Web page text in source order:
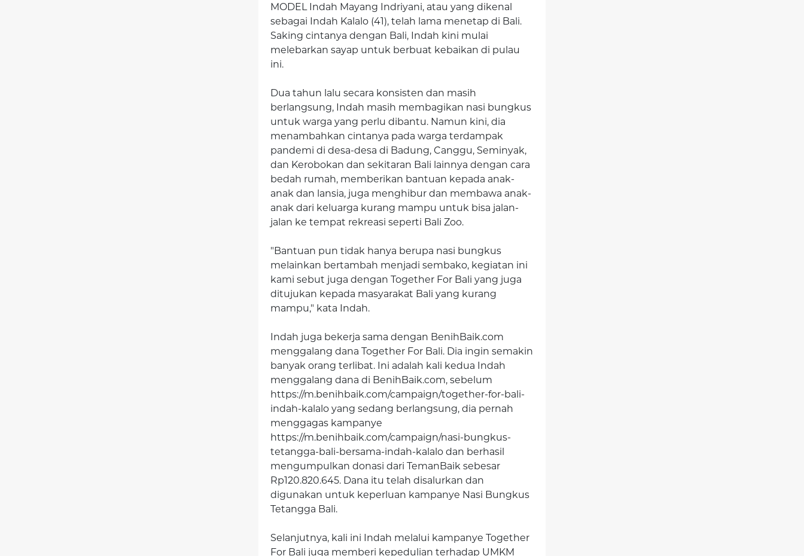
MODEL Indah Mayang Indriyani, atau yang dikenal
sebagai Indah Kalalo (41), telah lama menetap di Bali.
Saking cintanya dengan Bali, Indah kini mulai
melebarkan sayap untuk berbuat kebaikan di pulau
ini.
Dua tahun lalu secara konsisten dan masih
berlangsung, Indah masih membagikan nasi bungkus
untuk warga yang perlu dibantu. Namun kini, dia
menambahkan cintanya pada warga terdampak
pandemi di desa-desa di Badung, Canggu, Seminyak,
dan Kerobokan dan sekitaran Bali lainnya dengan cara
bedah rumah, memberikan bantuan kepada anak-
anak dan lansia, juga menghibur dan membawa anak-
anak dari keluarga kurang mampu untuk bisa jalan-
jalan ke tempat rekreasi seperti Bali Zoo.
"Bantuan pun tidak hanya berupa nasi bungkus
melainkan bertambah menjadi sembako, kegiatan ini
kami sebut juga dengan Together For Bali yang juga
ditujukan kepada masyarakat Bali yang kurang
mampu," kata Indah.
Indah juga bekerja sama dengan BenihBaik.com
menggalang dana Together For Bali. Dia ingin semakin
banyak orang terlibat. Ini adalah kali kedua Indah
menggalang dana di BenihBaik.com, sebelum
https://m.benihbaik.com/campaign/together-for-bali-
indah-kalalo yang sedang berlangsung, dia pernah
menggagas kampanye
https://m.benihbaik.com/campaign/nasi-bungkus-
tetangga-bali-bersama-indah-kalalo dan berhasil
mengumpulkan donasi dari TemanBaik sebesar
Rp120.820.645. Dana itu telah disalurkan dan
digunakan untuk keperluan kampanye Nasi Bungkus
Tetangga Bali.
Selanjutnya, kali ini Indah melalui kampanye Together
For Bali juga memberi kepedulian terhadap UMKM